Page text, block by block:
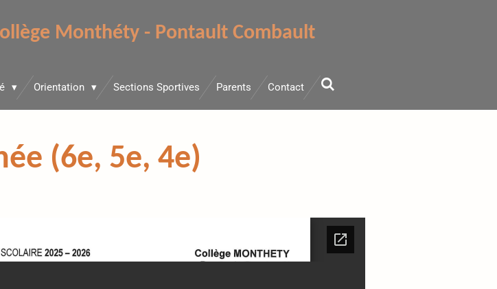
Monthéty - Pontault Combault
Orientation Sections Sportives Parents Contact
(6e, 5e, 4e)